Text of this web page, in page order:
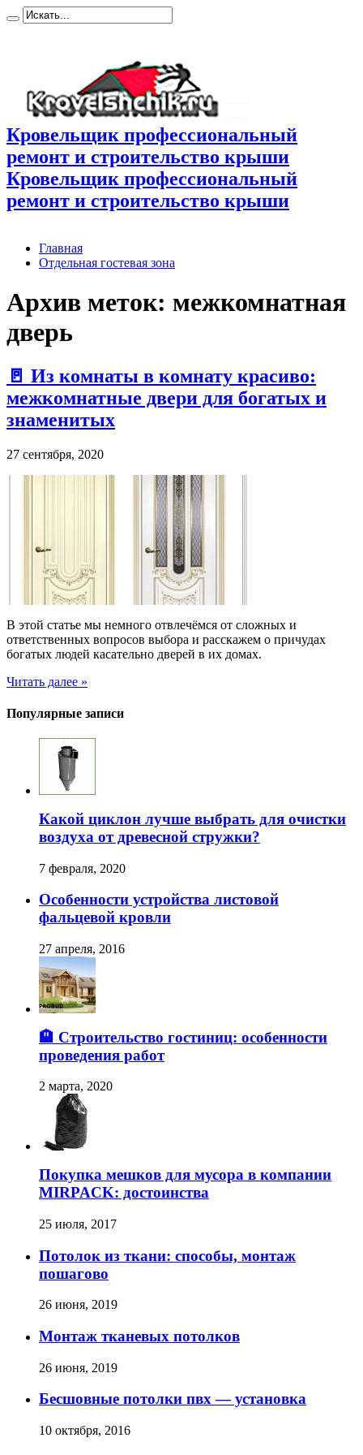
Кровельщик профессиональный
ремонт и строительство крыши
Кровельщик профессиональный
ремонт и строительство крыши
Главная
Отдельная гостевая зона
Архив меток: межкомнатная
дверь
🚪 Из комнаты в комнату красиво:
межкомнатные двери для богатых и
знаменитых
27 сентября, 2020
В этой статье мы немного отвлечёмся от сложных и
ответственных вопросов выбора и расскажем о причудах
богатых людей касательно дверей в их домах.
Читать далее »
Популярные записи
Какой циклон лучше выбрать для очистки
воздуха от древесной стружки?
7 февраля, 2020
Особенности устройства листовой
фальцевой кровли
27 апреля, 2016
🏨 Строительство гостиниц: особенности
проведения работ
2 марта, 2020
Покупка мешков для мусора в компании
MIRPACK: достоинства
25 июля, 2017
Потолок из ткани: способы, монтаж
пошагово
26 июня, 2019
Монтаж тканевых потолков
26 июня, 2019
Бесшовные потолки пвх — установка
10 октября, 2016